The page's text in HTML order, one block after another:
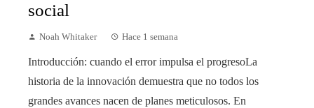
social
Noah Whitaker Hace 1 semana
Introducción: cuando el error impulsa el progresoLa
historia de la innovación demuestra que no todos los
grandes avances nacen de planes meticulosos. En